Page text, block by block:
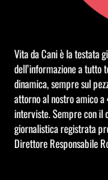
Vita da Cani è la testata
dell’informazione a tutto
dinamica, sempre sul
attorno al nostro amico
interviste. Sempre con il
giornalistica registrata
Direttore Responsabile